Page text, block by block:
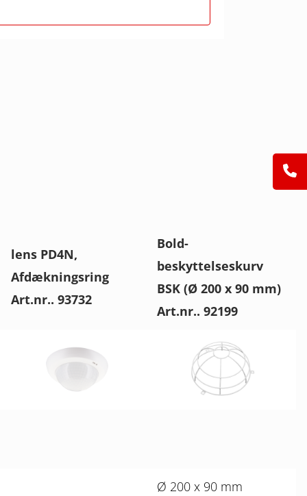
lens PD4N,
Afdækningsring
Art.nr.. 93732
Bold-
beskyttelseskurv
BSK (Ø 200 x 90 mm)
Art.nr.. 92199
Ø 200 x 90 mm